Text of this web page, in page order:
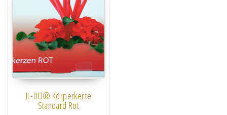
IL-DO® Körperkerze
Standard Rot